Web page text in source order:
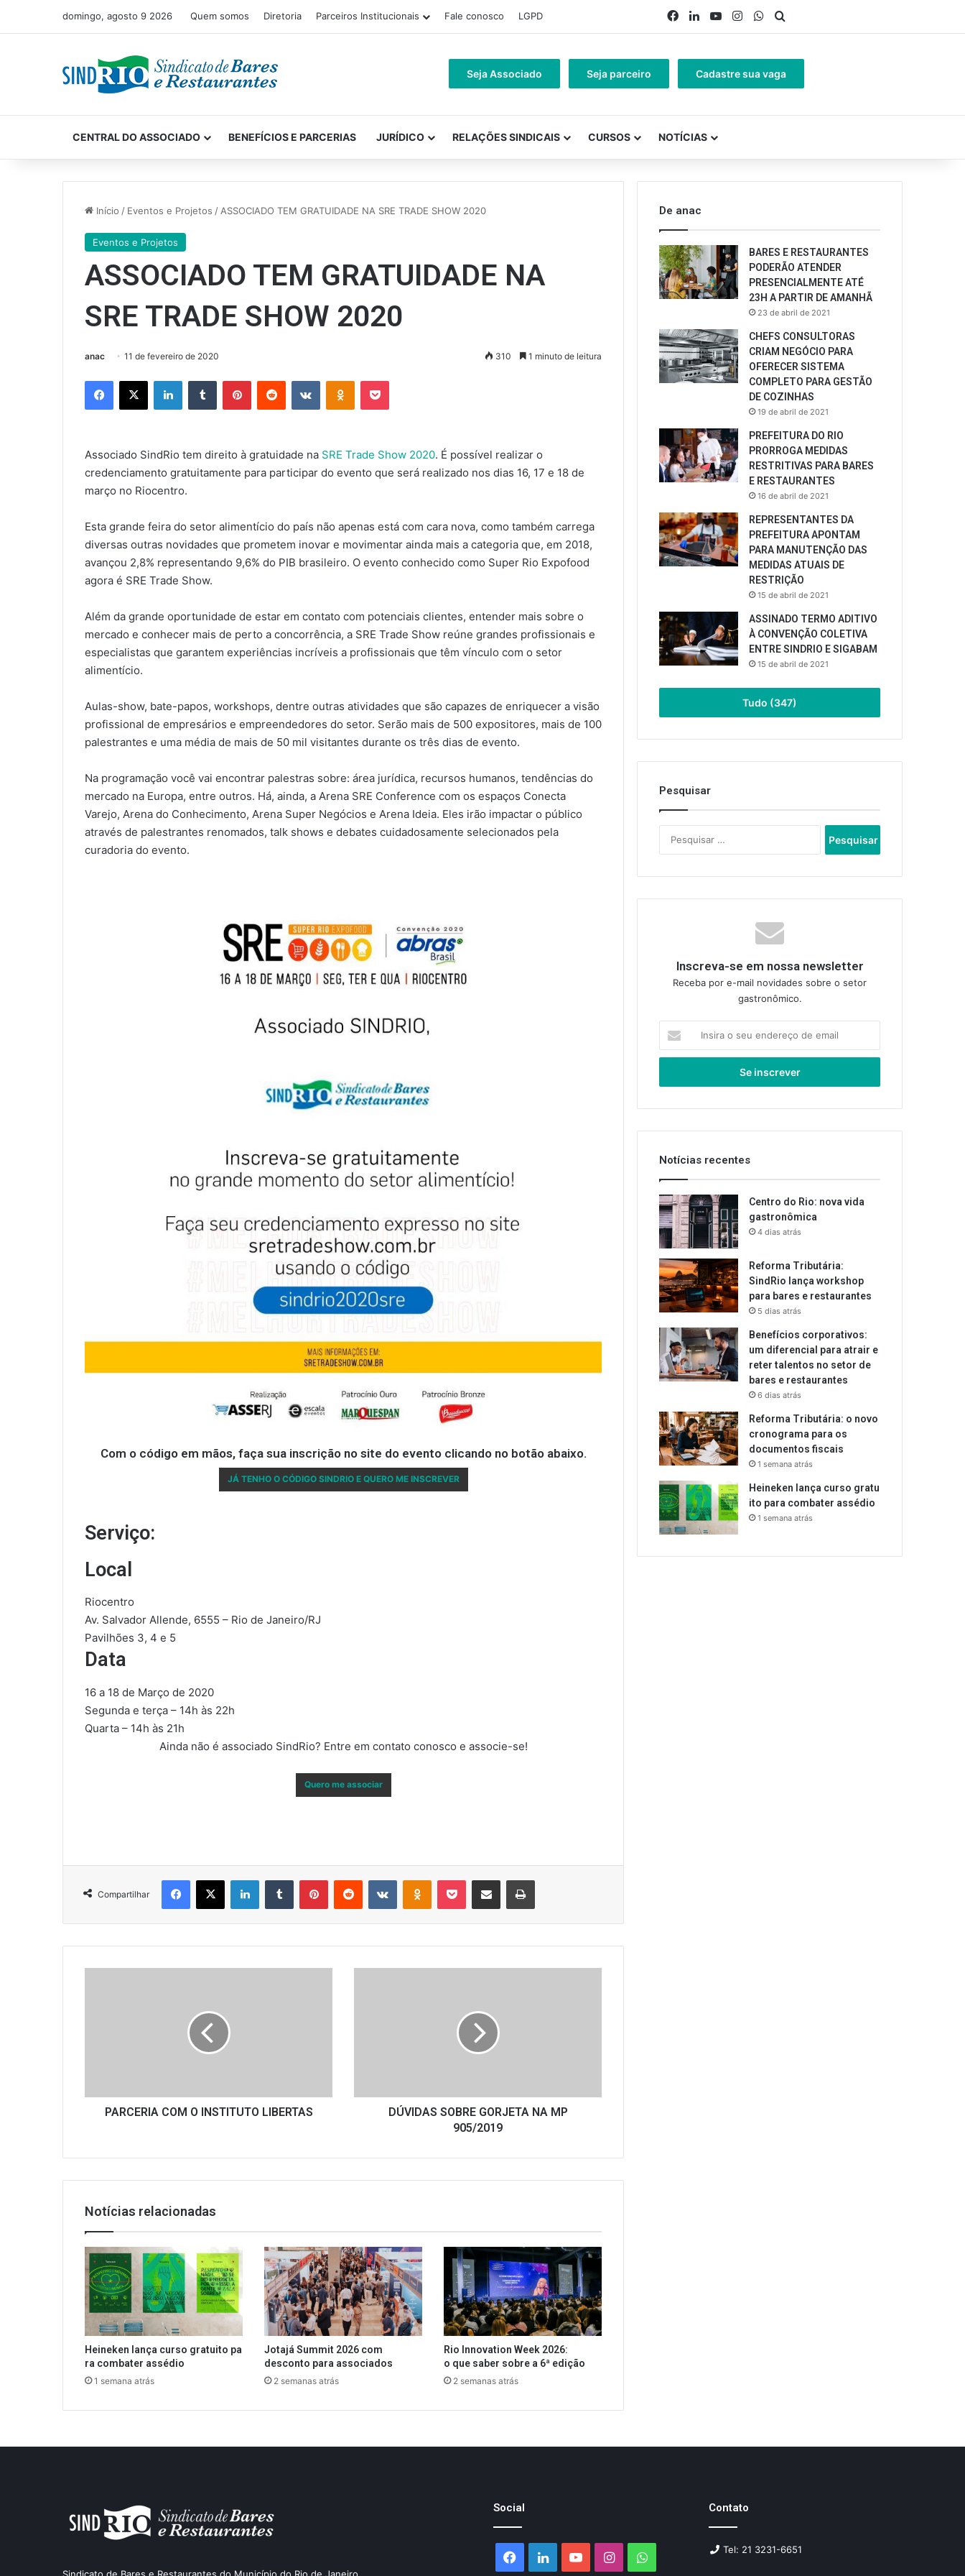
domingo, agosto 9 2026 Quem somos Diretoria Parceiros Institucionais Fale conosco LGPD Facebook
LinkedinYouTubeInstagram
WhatsApp
Seja Associado Seja parceiro Cadastre sua vaga
CENTRAL DO ASSOCIADO BENEFÍCIOS E PARCERIAS JURÍDICO RELAÇÕES SINDICAIS CURSOS NOTÍCIAS
Início / Eventos e Projetos / ASSOCIADO TEM GRATUIDADE NA SRE TRADE SHOW 2020
Eventos e Projetos
ASSOCIADO TEM GRATUIDADE NA
SRE TRADE SHOW 2020
anac 11 de fevereiro de 2020 310 1 minuto de leitura
Facebook
X LinkedinTumblr PinterestReddit VK OK Pocket
Associado SindRio tem direito à gratuidade na SRE Trade Show 2020. É possível realizar o
credenciamento gratuitamente para participar do evento que será realizado nos dias 16, 17 e 18 de
março no Riocentro.
Esta grande feira do setor alimentício do país não apenas está com cara nova, como também carrega
diversas outras novidades que prometem inovar e movimentar ainda mais a categoria que, em 2018,
avançou 2,8% representando 9,6% do PIB brasileiro. O evento conhecido como Super Rio Expofood
agora é SRE Trade Show.
Além da grande oportunidade de estar em contato com potenciais clientes, entender mais sobre o
mercado e conhecer mais de perto a concorrência, a SRE Trade Show reúne grandes profissionais e
especialistas que garantem experiências incríveis a profissionais que têm vínculo com o setor
alimentício.
Aulas-show, bate-papos, workshops, dentre outras atividades que são capazes de enriquecer a visão
profissional de empresários e empreendedores do setor. Serão mais de 500 expositores, mais de 100
palestrantes e uma média de mais de 50 mil visitantes durante os três dias de evento.
Na programação você vai encontrar palestras sobre: área jurídica, recursos humanos, tendências do
mercado na Europa, entre outros. Há, ainda, a Arena SRE Conference com os espaços Conecta
Varejo, Arena do Conhecimento, Arena Super Negócios e Arena Ideia. Eles irão impactar o público
através de palestrantes renomados, talk shows e debates cuidadosamente selecionados pela
curadoria do evento.
Com o código em mãos, faça sua inscrição no site do evento clicando no botão abaixo.
JÁ TENHO O CÓDIGO SINDRIO E QUERO ME INSCREVER
Serviço:
Local
Riocentro
Av. Salvador Allende, 6555 – Rio de Janeiro/RJ
Pavilhões 3, 4 e 5
Data
16 a 18 de Março de 2020
Segunda e terça – 14h às 22h
Quarta – 14h às 21h
Ainda não é associado SindRio? Entre em contato conosco e associe-se!
Quero me associar
Compartilhar
Facebook
X LinkedinTumblr PinterestReddit VK OK Pocket Compartilhar via e-mail Imprimir
PARCERIA COM O INSTITUTO LIBERTAS
DÚVIDAS SOBRE GORJETA NA MP
905/2019
Notícias relacionadas
Heineken lança curso gratuito pa
ra combater assédio
1 semana atrás
Jotajá Summit 2026 com
desconto para associados
2 semanas atrás
Rio Innovation Week 2026:
o que saber sobre a 6ª edição
2 semanas atrás
De anac
BARES E RESTAURANTES
PODERÃO ATENDER
PRESENCIALMENTE ATÉ
23H A PARTIR DE AMANHÃ
23 de abril de 2021
CHEFS CONSULTORAS
CRIAM NEGÓCIO PARA
OFERECER SISTEMA
COMPLETO PARA GESTÃO
DE COZINHAS
19 de abril de 2021
PREFEITURA DO RIO
PRORROGA MEDIDAS
RESTRITIVAS PARA BARES
E RESTAURANTES
16 de abril de 2021
REPRESENTANTES DA
PREFEITURA APONTAM
PARA MANUTENÇÃO DAS
MEDIDAS ATUAIS DE
RESTRIÇÃO
15 de abril de 2021
ASSINADO TERMO ADITIVO
À CONVENÇÃO COLETIVA
ENTRE SINDRIO E SIGABAM
15 de abril de 2021
Tudo (347)
Pesquisar
por:
Inscreva-se em nossa newsletter
Receba por e-mail novidades sobre o setor
gastronômico.
seu
de
Notícias recentes
Centro do Rio: nova vida
gastronômica
4 dias atrás
Reforma Tributária:
SindRio lança workshop
para bares e restaurantes
5 dias atrás
Benefícios corporativos:
um diferencial para atrair e
reter talentos no setor de
bares e restaurantes
6 dias atrás
Reforma Tributária: o novo
cronograma para os
documentos fiscais
1 semana atrás
Heineken lança curso gratu
ito para combater assédio
1 semana atrás
Sindicato de Bares e Restaurantes do Município do Rio de Janeiro
Social
Facebook
LinkedinYouTubeInstagramWhatsApp
Contato
Tel: 21 3231-6651